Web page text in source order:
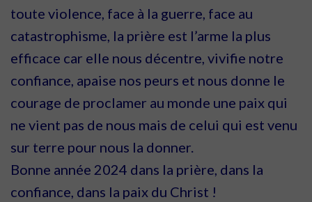
toute violence, face à la guerre, face au
catastrophisme, la prière est l’arme la plus
efficace car elle nous décentre, vivifie notre
confiance, apaise nos peurs et nous donne le
courage de proclamer au monde une paix qui
ne vient pas de nous mais de celui qui est venu
sur terre pour nous la donner.
Bonne année 2024 dans la prière, dans la
confiance, dans la paix du Christ !